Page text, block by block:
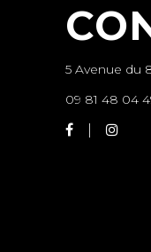
5 Avenue du
09 81 48 04